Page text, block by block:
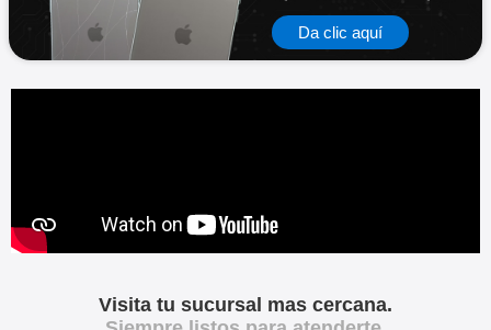
Da clic aquí
Visita tu sucursal mas cercana.